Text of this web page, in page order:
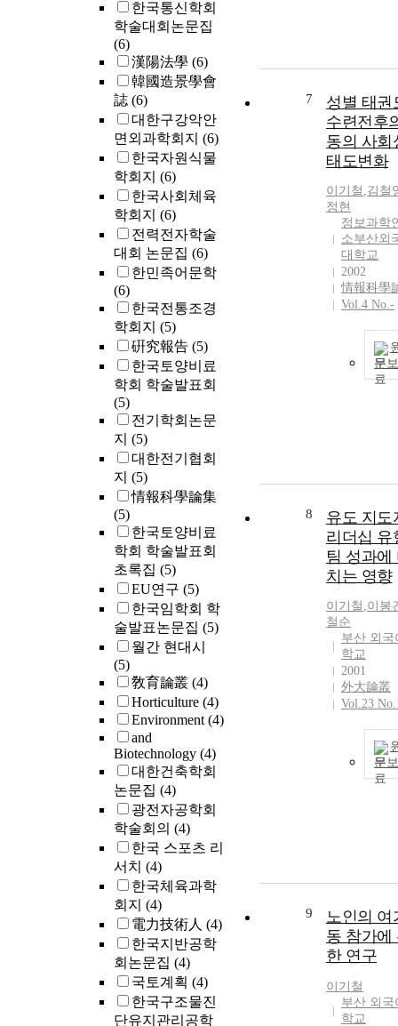
한국통신학회
학술대회논문집
(6)
漢陽法學 (6)
韓國造景學會
誌 (6)
대한구강악안
면외과학회지 (6)
한국자원식물
학회지 (6)
한국사회체육
학회지 (6)
전력전자학술
대회 논문집 (6)
한민족어문학
(6)
한국전통조경
학회지 (5)
硏究報告 (5)
한국토양비료
학회 학술발표회
(5)
전기학회논문
지 (5)
대한전기협회
지 (5)
情報科學論集
(5)
한국토양비료
학회 학술발표회
초록집 (5)
EU연구 (5)
한국임학회 학
술발표논문집 (5)
월간 현대시
(5)
敎育論叢 (4)
Horticulture (4)
Environment(4)
and
Biotechnology (4)
대한건축학회
논문집 (4)
광전자공학회
학술회의 (4)
한국 스포츠 리
서치 (4)
한국체육과학
회지 (4)
電力技術人 (4)
한국지반공학
회논문집 (4)
국토계획 (4)
한국구조물진
단유지관리공학
7
성별 태권
수련전후
동의 사회
태도변화
이기철 ,김철
정현
정보과학
소부산외
대학교
2002
情報科學
Vol.4 No.-
문
8
유도 지도
리더십 유
팀 성과에
치는 영향
이기철 ,이봉
철순
부산 외국
학교
2001
外大論叢
Vol.23
문
9
노인의 여
동 참가에
한 연구
이기철
부산 외국
학교